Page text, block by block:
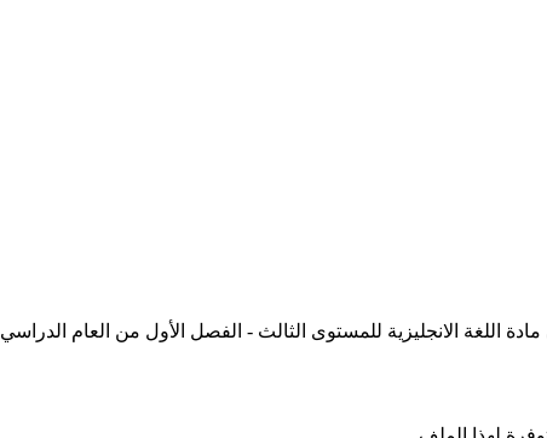
الانجليزية للمستوى الثالث - الفصل الأول من العام الدراسي 2021-2022 م